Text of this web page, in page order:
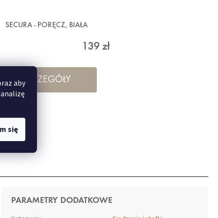
aby
się
SECURA - PORĘCZ, BIAŁA
139 zł
SZCZEGÓŁY
PARAMETRY DODATKOWE